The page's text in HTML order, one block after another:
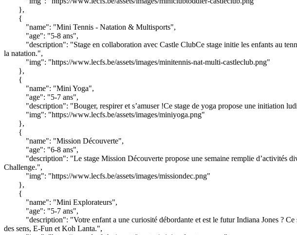
},
{
"name": "Mini Tennis - Natation & Multisports",
"age": "5-8 ans",
"description": "Stage en collaboration avec Castle ClubCe stage initie les enfants au
la natation.",
"img": "https://www.lecfs.be/assets/images/minitennis-nat-multi-castleclub.png"
},
{
"name": "Mini Yoga",
"age": "5-7 ans",
"description": "Bouger, respirer et s’amuser !Ce stage de yoga propose une initiation
"img": "https://www.lecfs.be/assets/images/miniyoga.png"
},
{
"name": "Mission Découverte",
"age": "6-8 ans",
"description": "Le stage Mission Découverte propose une semaine remplie d’activités
Challenge.",
"img": "https://www.lecfs.be/assets/images/missiondec.png"
},
{
"name": "Mini Explorateurs",
"age": "5-7 ans",
"description": "Votre enfant a une curiosité débordante et est le futur Indiana Jones ?
des sens, E-Fun et Koh Lanta.",